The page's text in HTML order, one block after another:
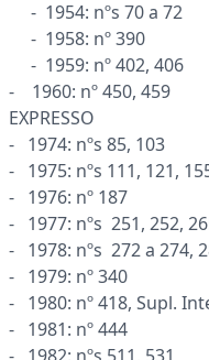
- 1954: nºs 70 a 72
- 1958: nº 390
- 1959: nº 402, 406
- 1960: nº 450, 459
EXPRESSO
- 1974: nºs 85, 103
- 1975: nºs 111, 121,
- 1976: nº 187
- 1977: nºs 251, 252,
- 1978: nºs 272 a 274,
- 1979: nº 340
- 1980: nº 418, Supl.
- 1981: nº 444
- 1982: nºs 511, 531